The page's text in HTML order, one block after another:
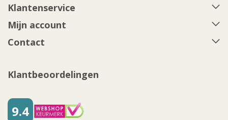
Klantenservice
Mijn account
Contact
Klantbeoordelingen
9.4